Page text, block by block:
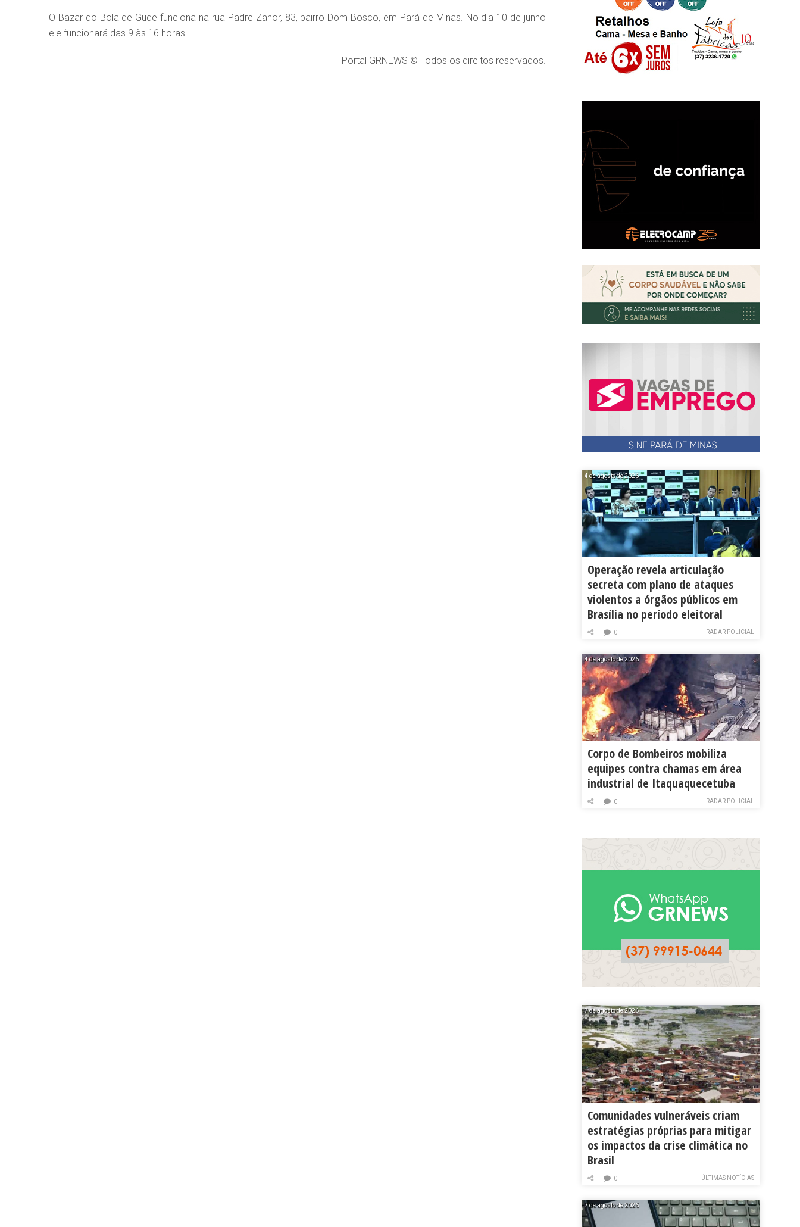
O Bazar do Bola de Gude funciona na rua Padre Zanor, 83, bairro Dom Bosco, em Pará de Minas. No dia 10 de junho
ele funcionará das 9 às 16 horas.
Portal GRNEWS © Todos os direitos reservados.
4 de agosto de 2026
Operação revela articulação
secreta com plano de ataques
violentos a órgãos públicos em
Brasília no período eleitoral
RADAR POLICIAL
0
4 de agosto de 2026
Corpo de Bombeiros mobiliza
equipes contra chamas em área
industrial de Itaquaquecetuba
RADAR POLICIAL
0
7 de agosto de 2026
Comunidades vulneráveis criam
estratégias próprias para mitigar
os impactos da crise climática no
Brasil
ÚLTIMAS NOTÍCIAS
0
7 de agosto de 2026